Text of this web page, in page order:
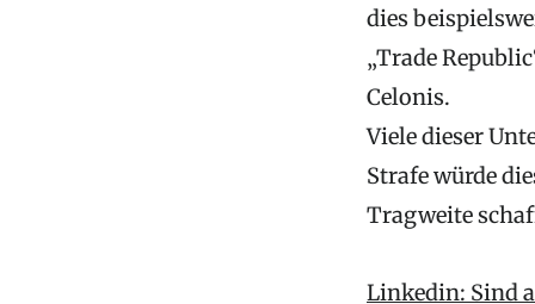
dies
„Trade
Celonis.
Viele dieser
Strafe würde
Tragweite
Linkedin: Sind